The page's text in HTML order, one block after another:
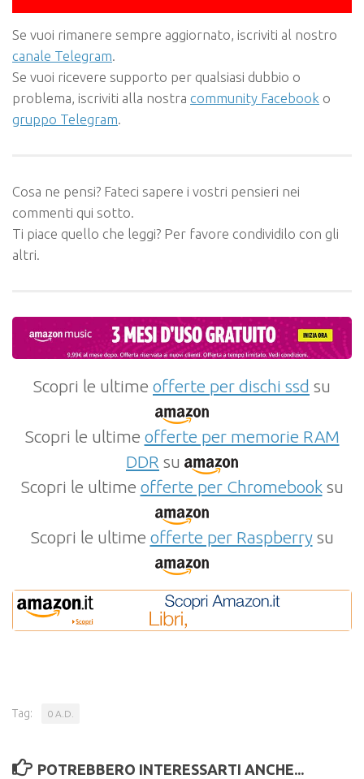
Se vuoi rimanere sempre aggiornato, iscriviti al nostro
canale Telegram.
Se vuoi ricevere supporto per qualsiasi dubbio o
problema, iscriviti alla nostra community Facebook o
gruppo Telegram.
Cosa ne pensi? Fateci sapere i vostri pensieri nei
commenti qui sotto.
Ti piace quello che leggi? Per favore condividilo con gli
altri.
Scopri le ultime offerte per dischi ssd su
Scopri le ultime offerte per memorie RAM
DDR su
Scopri le ultime offerte per Chromebooksu
Scopri le ultime offerte per Raspberrysu
Tag: 0 A.D.
POTREBBERO INTERESSARTI ANCHE...